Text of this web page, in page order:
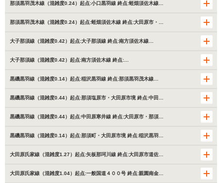
那須黒羽茂木線（混雑度0.24）起点:小口黒羽線 終点:蛭畑須佐木線…
那須黒羽茂木線（混雑度0.24）起点:蛭畑須佐木線 終点:大田原市・…
大子那須線（混雑度0.42）起点:大子那須線 終点:南方須佐木線…
大子那須線（混雑度0.42）起点:南方須佐木線 終点:…
黒磯黒羽線（混雑度0.14）起点:稲沢黒羽線 終点:那須黒羽茂木線…
黒磯黒羽線（混雑度0.44）起点:那須塩原市・大田原市境 終点:中田…
黒磯黒羽線（混雑度0.44）起点:中田原寒井線 終点:大田原市・那須…
黒磯黒羽線（混雑度0.14）起点:那須町・大田原市境 終点:稲沢黒羽…
大田原氏家線（混雑度1.27）起点:矢板那珂川線 終点:大田原市道佐…
大田原氏家線（混雑度1.04）起点:一般国道４００号 終点:親園南金…